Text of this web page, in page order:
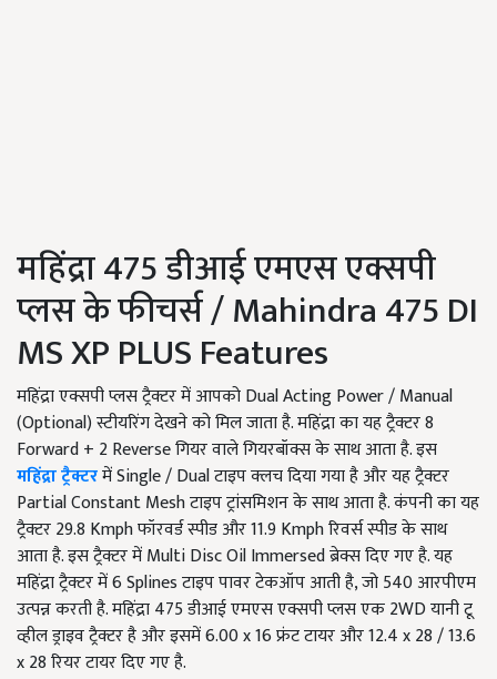
महिंद्रा 475 डीआई एमएस एक्सपी
प्लस के फीचर्स / Mahindra 475 DI
MS XP PLUS Features
महिंद्रा एक्सपी प्लस ट्रैक्टर में आपको Dual Acting Power / Manual
(Optional) स्टीयरिंग देखने को मिल जाता है. महिंद्रा का यह ट्रैक्टर 8
Forward + 2 Reverse गियर वाले गियरबॉक्स के साथ आता है. इस
महिंद्रा ट्रैक्टरमें Single / Dual टाइप क्लच दिया गया है और यह ट्रैक्टर
Partial Constant Mesh टाइप ट्रांसमिशन के साथ आता है. कंपनी का यह
ट्रैक्टर 29.8 Kmph फॉरवर्ड स्पीड और 11.9 Kmph रिवर्स स्पीड के साथ
आता है. इस ट्रैक्टर में Multi Disc Oil Immersed ब्रेक्स दिए गए है. यह
महिंद्रा ट्रैक्टर में 6 Splines टाइप पावर टेकऑप आती है, जो 540 आरपीएम
उत्पन्न करती है. महिंद्रा 475 डीआई एमएस एक्सपी प्लस एक 2WD यानी टू
व्हील ड्राइव ट्रैक्टर है और इसमें 6.00 x 16 फ्रंट टायर और 12.4 x 28 / 13.6
x 28 रियर टायर दिए गए है.